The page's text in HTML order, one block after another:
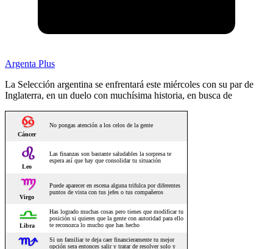
Argenta Plus
La Selección argentina se enfrentará este miércoles con su par de
Inglaterra, en un duelo con muchísima historia, en busca de